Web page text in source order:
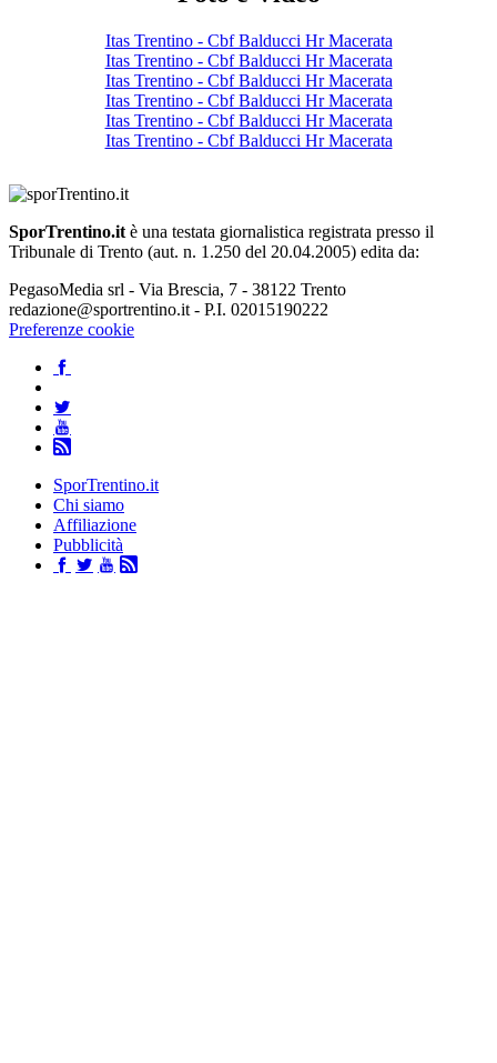
Itas Trentino - Cbf Balducci Hr Macerata
Itas Trentino - Cbf Balducci Hr Macerata
Itas Trentino - Cbf Balducci Hr Macerata
Itas Trentino - Cbf Balducci Hr Macerata
Itas Trentino - Cbf Balducci Hr Macerata
Itas Trentino - Cbf Balducci Hr Macerata
SporTrentino.it è una testata giornalistica registrata presso il
Tribunale di Trento (aut. n. 1.250 del 20.04.2005) edita da:
PegasoMedia srl - Via Brescia, 7 - 38122 Trento
redazione@sportrentino.it - P.I. 02015190222
Preferenze cookie
SporTrentino.it
Chi siamo
Affiliazione
Pubblicità